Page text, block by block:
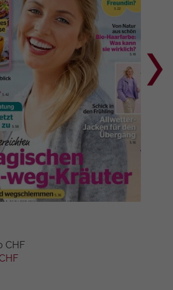
CHF
auf Websites mit hohem
aufgezeichnete
begrenzt wird.